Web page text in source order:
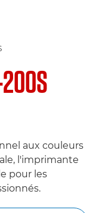
aux couleurs
l'imprimante
pour les